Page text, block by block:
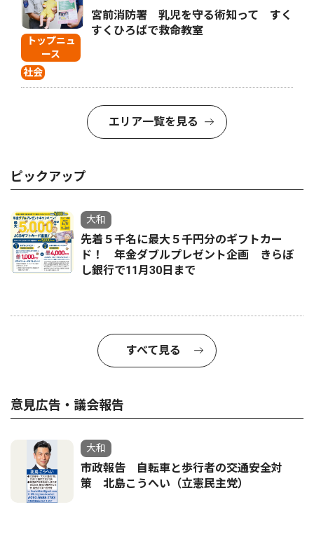
トップニュ
ース
社会
宮前消防署 乳児を守る術知って すく
すくひろばで救命教室
エリア一覧を見る
ピックアップ
大和
先着５千名に最大５千円分のギフトカー
ド！ 年金ダブルプレゼント企画 きらぼ
し銀行で11月30日まで
すべて見る
意見広告・議会報告
大和
市政報告 自転車と歩行者の交通安全対
策 北島こうへい（立憲民主党）